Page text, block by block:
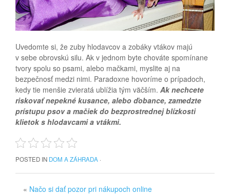
Uvedomte si, že zuby hlodavcov a zobáky vtákov majú
v sebe obrovskú silu. Ak v jednom byte chováte spomínane
tvory spolu so psami, alebo mačkami, myslite aj na
bezpečnosť medzi nimi. Paradoxne hovoríme o prípadoch,
kedy tie menšie zvieratá ublížia tým väčším. Ak nechcete
riskovať nepekné kusance, alebo ďobance, zamedzte
prístupu psov a mačiek do bezprostrednej blízkosti
klietok s hlodavcami a vtákmi.
POSTED IN DOM A ZÁHRADA ·
« Načo si dať pozor pri nákupoch online